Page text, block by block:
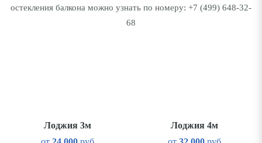
остекления балкона можно узнать по номеру: +7 (499) 648-32-
68
Лоджия 3м
Лоджия 4м